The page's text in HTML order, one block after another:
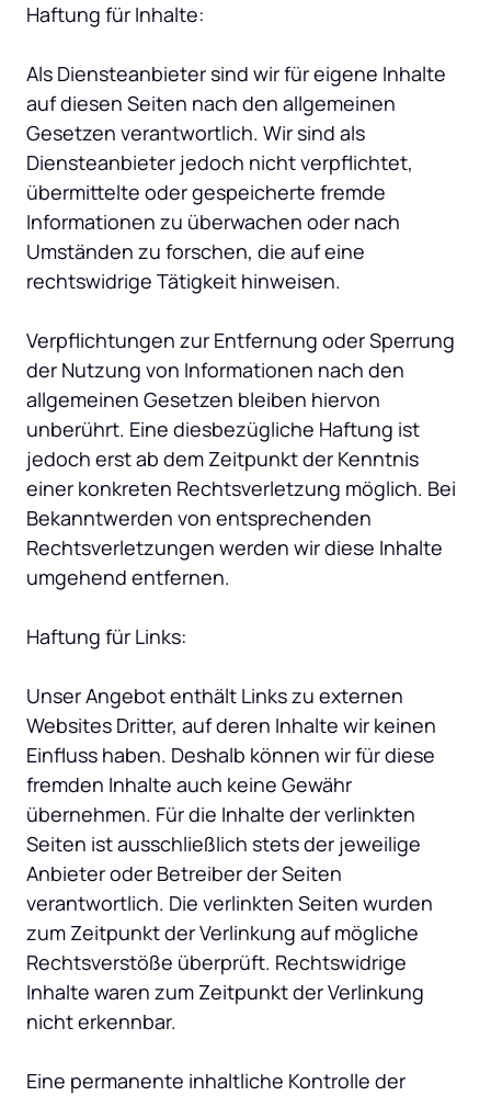
Haftung für Inhalte:
Als Diensteanbieter sind wir für eigene Inhalte
auf diesen Seiten nach den allgemeinen
Gesetzen verantwortlich. Wir sind als
Diensteanbieter jedoch nicht verpflichtet,
übermittelte oder gespeicherte fremde
Informationen zu überwachen oder nach
Umständen zu forschen, die auf eine
rechtswidrige Tätigkeit hinweisen.
Verpflichtungen zur Entfernung oder Sperrung
der Nutzung von Informationen nach den
allgemeinen Gesetzen bleiben hiervon
unberührt. Eine diesbezügliche Haftung ist
jedoch erst ab dem Zeitpunkt der Kenntnis
einer konkreten Rechtsverletzung möglich. Bei
Bekanntwerden von entsprechenden
Rechtsverletzungen werden wir diese Inhalte
umgehend entfernen.
Haftung für Links:
Unser Angebot enthält Links zu externen
Websites Dritter, auf deren Inhalte wir keinen
Einfluss haben. Deshalb können wir für diese
fremden Inhalte auch keine Gewähr
übernehmen. Für die Inhalte der verlinkten
Seiten ist ausschließlich stets der jeweilige
Anbieter oder Betreiber der Seiten
verantwortlich. Die verlinkten Seiten wurden
zum Zeitpunkt der Verlinkung auf mögliche
Rechtsverstöße überprüft. Rechtswidrige
Inhalte waren zum Zeitpunkt der Verlinkung
nicht erkennbar.
Eine permanente inhaltliche Kontrolle der